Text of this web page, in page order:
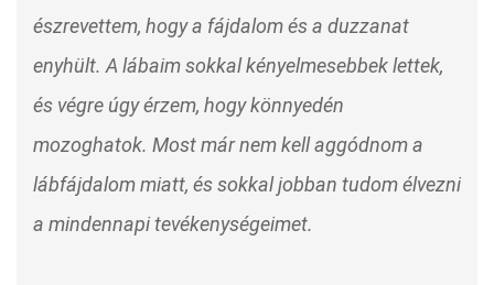
észrevettem, hogy a fájdalom és a duzzanat
enyhült. A lábaim sokkal kényelmesebbek lettek,
és végre úgy érzem, hogy könnyedén
mozoghatok. Most már nem kell aggódnom a
lábfájdalom miatt, és sokkal jobban tudom élvezni
a mindennapi tevékenységeimet.